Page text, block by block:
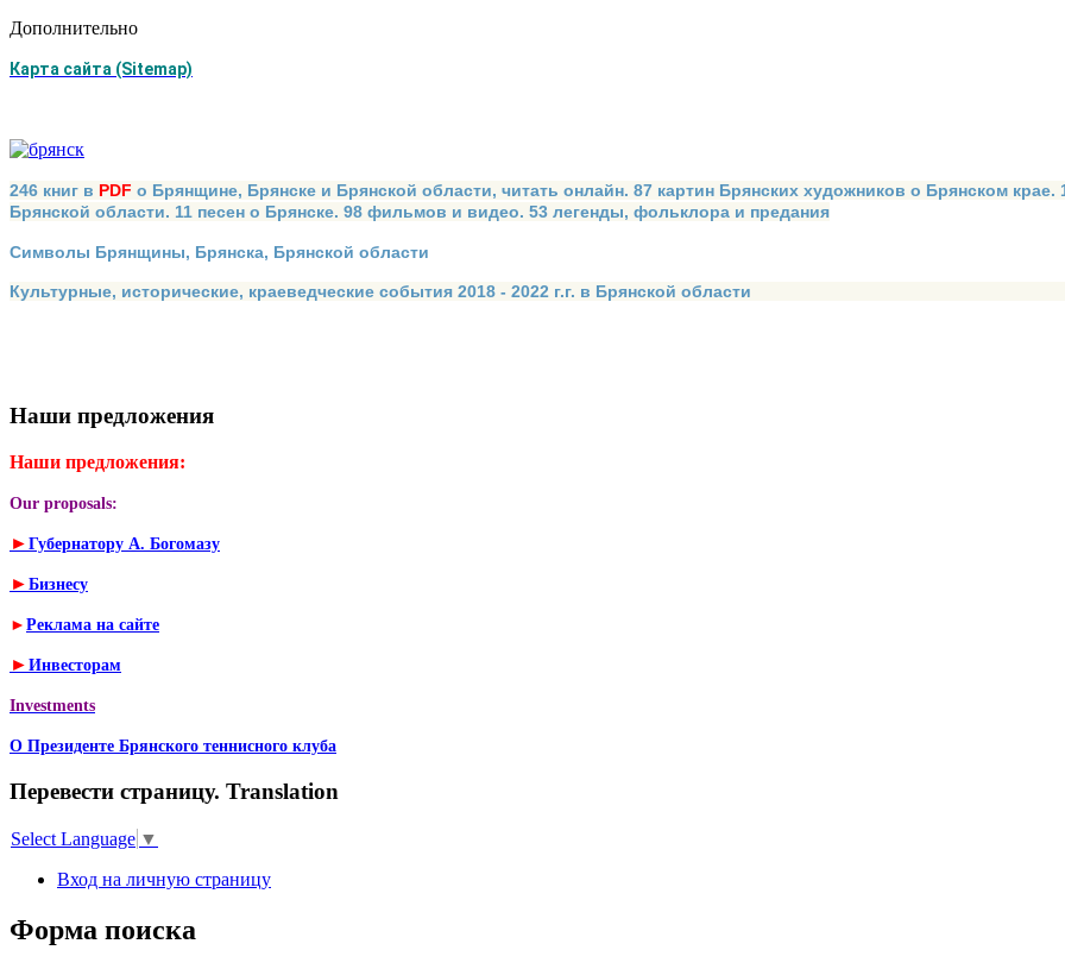
Дополнительно
Карта сайта (Sitemap)
246 книг в PDF о Брянщине, Брянске и Брянской области, читать онлайн. 87 картин Брянских художников о Брянском
Брянской области. 11 песен о Брянске. 98 фильмов и видео. 53 легенды, фольклора и предания
Символы Брянщины, Брянска, Брянской области
Культурные, исторические, краеведческие события 2018 - 2022 г.г. в Брянской области
Наши предложения
Наши предложения:
Our proposals:
► Губернатору А. Богомазу
► Бизнесу
► Реклама на сайте
► Инвесторам
Investments
О Президенте Брянского теннисного клуба
Перевести страницу. Translation
Select Language ▼
Вход на личную страницу
Форма поиска